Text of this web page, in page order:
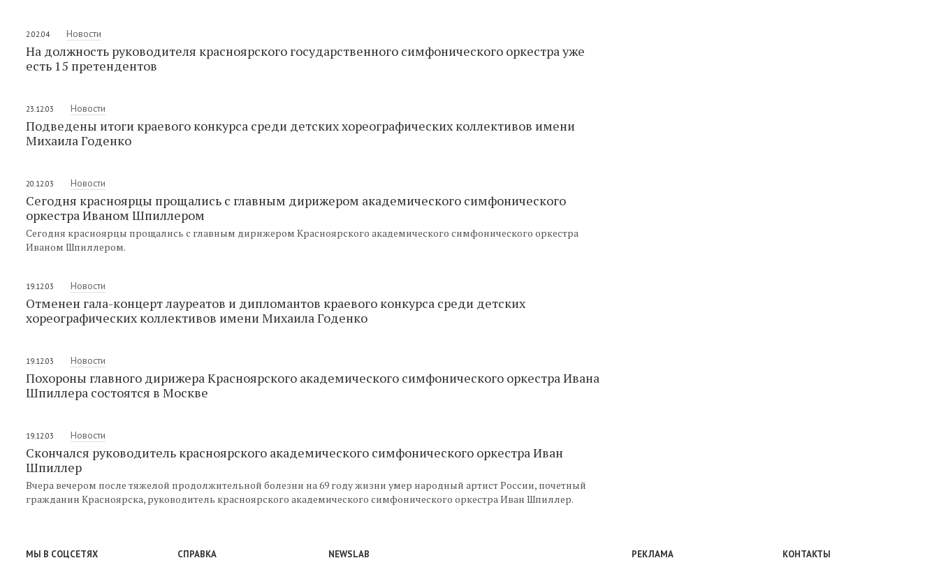
2.02.04 Новости
На должность руководителя красноярского государственного симфонического оркестра уже
есть 15 претендентов
23.12.03 Новости
Подведены итоги краевого конкурса среди детских хореографических коллективов имени
Михаила Годенко
20.12.03 Новости
Сегодня красноярцы прощались с главным дирижером академического симфонического
оркестра Иваном Шпиллером
Сегодня красноярцы прощались с главным дирижером Красноярского академического симфонического оркестра
Иваном Шпиллером.
19.12.03 Новости
Отменен гала-концерт лауреатов и дипломантов краевого конкурса среди детских
хореографических коллективов имени Михаила Годенко
19.12.03 Новости
Похороны главного дирижера Красноярского академического симфонического оркестра Ивана
Шпиллера состоятся в Москве
19.12.03 Новости
Скончался руководитель красноярского академического симфонического оркестра Иван
Шпиллер
Вчера вечером после тяжелой продолжительной болезни на 69 году жизни умер народный артист России, почетный
гражданин Красноярска, руководитель красноярского академического симфонического оркестра Иван Шпиллер.
МЫ В СОЦСЕТЯХ СПРАВКА NEWSLAB РЕКЛАМА КОНТАКТЫ